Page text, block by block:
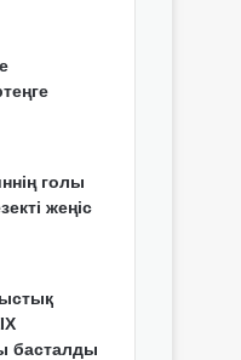
голы
жеңіс
басталды